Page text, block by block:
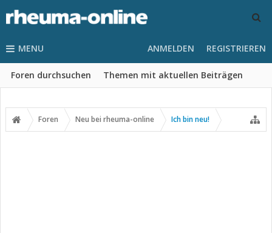
MENU
Foren durchsuchen Themen mit aktuellen Beiträgen
ANMELDEN REGISTRIEREN
Foren Neu bei rheuma-online Ich bin neu!